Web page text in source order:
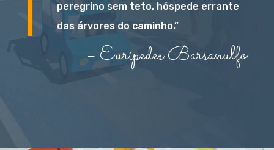
peregrino sem teto, hóspede errante
das árvores do caminho.”
– Eurípedes Barsanulfo